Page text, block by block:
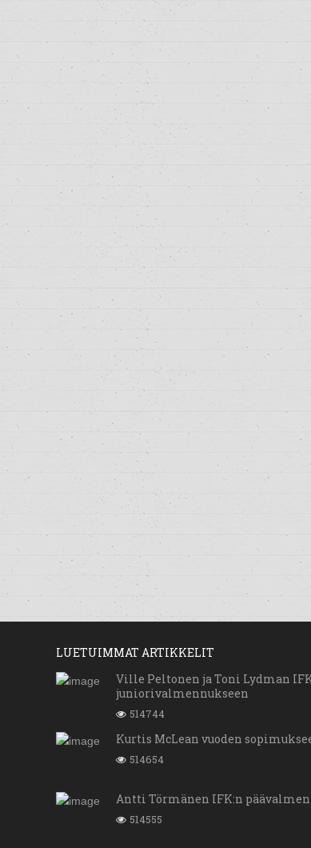
LUETUIMMAT ARTIKKELIT
Ville Peltonen ja Toni Lydman
juniorivalmennukseen
514744
Kurtis McLean vuoden
514654
Antti Törmänen IFK:n
514555